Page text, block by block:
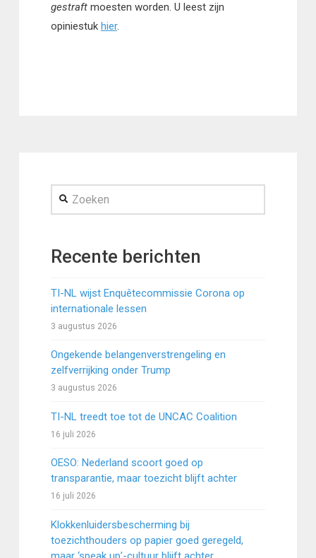
gestraftmoesten worden. U leest zijn
opiniestuk hier.
Zoeken
Recente berichten
TI-NL wijst Enquêtecommissie Corona op
internationale lessen
3 augustus 2026
Ongekende belangenverstrengeling en
zelfverrijking onder Trump
3 augustus 2026
TI-NL treedt toe tot de UNCAC Coalition
16 juli 2026
OESO: Nederland scoort goed op
transparantie, maar toezicht blijft achter
16 juli 2026
Klokkenluidersbescherming bij
toezichthouders op papier goed geregeld,